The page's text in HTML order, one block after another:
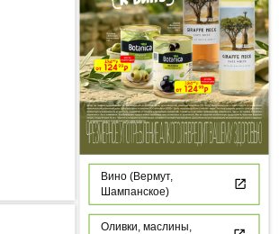
Вино (Вермут,
Шампанское)
Оливки, маслины,